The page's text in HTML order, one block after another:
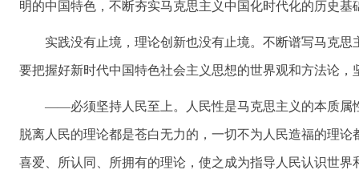
明的中国特色，不断夯实马克思主义中国化时代化的历史
实践没有止境，理论创新也没有止境。不断谱写马克
要把握好新时代中国特色社会主义思想的世界观和方法论
——必须坚持人民至上。人民性是马克思主义的本质属
脱离人民的理论都是苍白无力的，一切不为人民造福的理
喜爱、所认同、所拥有的理论，使之成为指导人民认识世界